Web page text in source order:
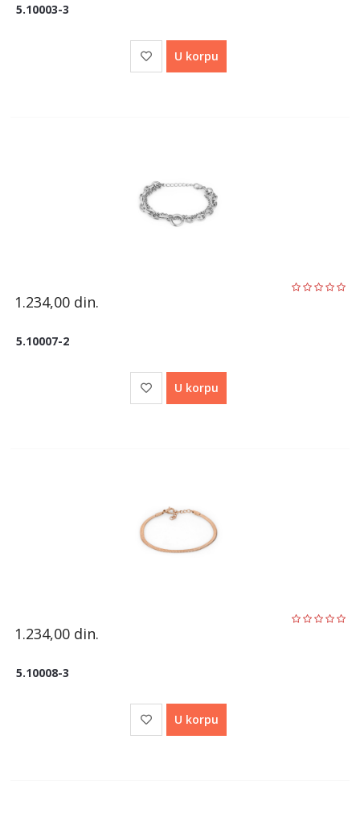
5.10003-3
U korpu
1.234,00 din.
5.10007-2
U korpu
1.234,00 din.
5.10008-3
U korpu